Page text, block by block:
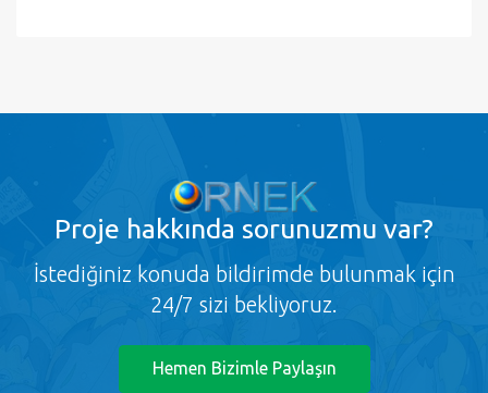
Proje hakkında sorunuzmu var?
İstediğiniz konuda bildirimde bulunmak için
24/7 sizi bekliyoruz.
Hemen Bizimle Paylaşın